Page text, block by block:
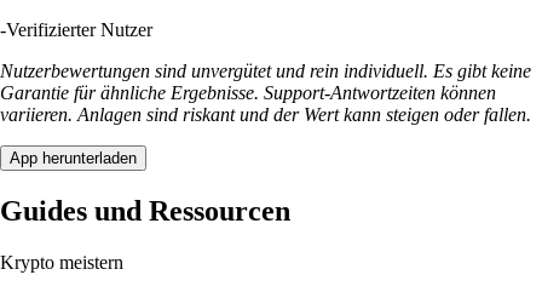
-Verifizierter Nutzer
Nutzerbewertungen sind unvergütet und rein individuell. Es gibt keine
Garantie für ähnliche Ergebnisse. Support-Antwortzeiten können
variieren. Anlagen sind riskant und der Wert kann steigen oder fallen.
App herunterladen
Guides und Ressourcen
Krypto meistern